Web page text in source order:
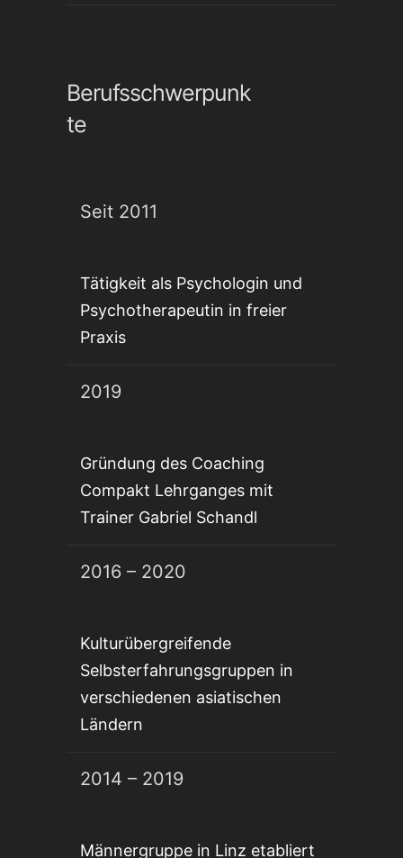
Berufsschwerpunk
te
Seit 2011
Tätigkeit als Psychologin und
Psychotherapeutin in freier
Praxis
2019
Gründung des Coaching
Compakt Lehrganges mit
Trainer Gabriel Schandl
2016 – 2020
Kulturübergreifende
Selbsterfahrungsgruppen in
verschiedenen asiatischen
Ländern
2014 – 2019
Männergruppe in Linz etabliert